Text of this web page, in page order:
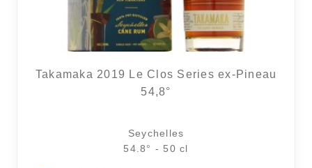
Takamaka 2019 Le Clos Series ex-Pineau
54,8°
Seychelles
54.8° - 50 cl